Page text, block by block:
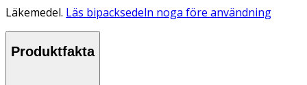
Läkemedel. Läs bipacksedeln noga före användning
Produktfakta